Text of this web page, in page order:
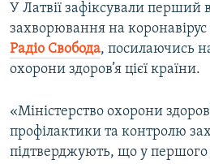
Усі сайти RFE/RL
У Латвії зафіксували перший
захворювання на
Радіо Свобода, посилаючись
охорони здоров’я цієї країни.
«Міністерство охорони
профілактики та контролю
підтверджують, що у першого